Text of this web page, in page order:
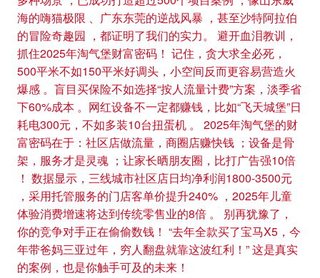
海的嗨猫极限 、广东东莞的逆战风暴 ，甚至沙特阿拉伯
的冒险奇趣园 ，都证明了我们的实力。 避开血泪教训，
抓住2025年淘气堡财富密码！ 记住，贪大求全必死，
500平米不如150平米好调头，小空间反而更容易营造火
爆感 。盲目买保险不如选择“按人流量计费”方案，淡季省
下60%成本 。网红设备不一定都赚钱，比如“飞天城堡”日
耗电300元，不如多装10台扭蛋机 。 2025年淘气堡的财
富密码在于：社区店做流量，商圈店赚快钱 ；设备是骨
架，服务才是灵魂 ；让家长晒朋友圈，比打广告强10倍
！ 数据显示，三线城市社区店日均净利润1800-3500元
，采用托管服务的门店客单价提升240% ，2025年儿童
体验消费增速将达到传统零售业的8倍 。 别再犹豫了，
你的竞争对手正在偷偷数钱！ “去年全款买了宝马X5，今
年带爸妈三亚过年，穷人翻盘就靠这波红利！” 这是真实
的案例，也是你触手可及的未来！